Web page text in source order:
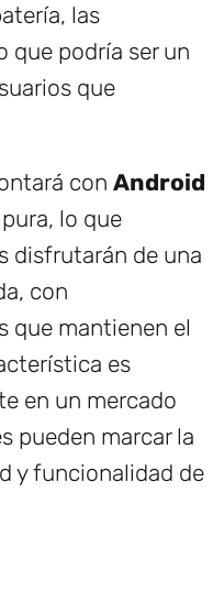
las
que podría ser un
que
con Android
lo que
disfrutarán de una
con
que mantienen el
es
en un mercado
pueden marcar la
y funcionalidad de